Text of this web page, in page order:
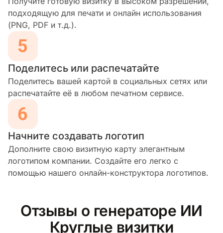
подходящую для печати и онлайн использования
(PNG, PDF и т.д.).
Поделитесь или распечатайте
Поделитесь вашей картой в социальных сетях или
распечатайте её в любом печатном сервисе.
Начните создавать логотип
Дополните свою визитную карту элегантным
логотипом компании. Создайте его легко с
помощью нашего онлайн-конструктора логотипов.
Отзывы о генераторе ИИ
Круглые визитки